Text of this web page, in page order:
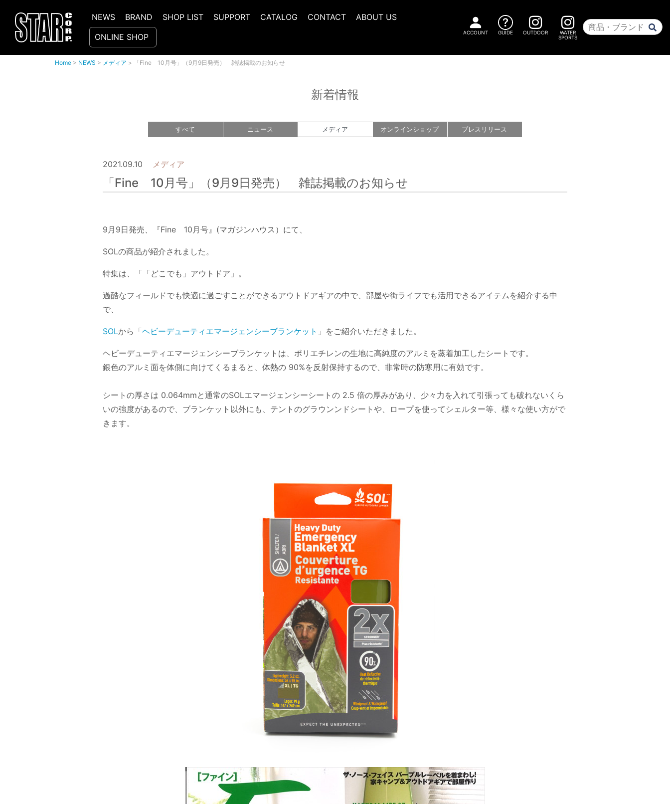
NEWS BRAND SHOP LIST SUPPORT CATALOG CONTACT
ABOUT US
ONLINE SHOP
ACCOUNT GUIDE OUTDOOR
WATER
SPORTS
Home > NEWS > メディア > 「Fine 10月号」（9月9日発売） 雑誌掲載のお知らせ
新着情報
すべて ニュース メディア オンラインショップ プレス リリース
2021.09.10 メディア
「Fine 10月号」（9月9日発売） 雑誌掲載のお知らせ
9月9日発売、『Fine 10月号』(マガジンハウス）にて、
SOLの商品が紹介されました。
特集は、「「どこでも」アウトドア」。
過酷なフィールドでも快適に過ごすことができるアウトドアギアの中で、部屋や街ライフでも活用できるアイテムを紹介する中
で、
SOLから「ヘビーデューティエマージェンシーブランケット 」をご紹介いただきました。
ヘビーデューティエマージェンシーブランケットは、ポリエチレンの生地に高純度のアルミを蒸着加工したシートです。
銀色のアルミ面を体側に向けてくるまると、体熱の 90%を反射保持するので、非常時の防寒用に有効です。
シートの厚さは 0.064mmと通常のSOLエマージェンシーシートの 2.5 倍の厚みがあり、少々力を入れて引張っても破れないくら
いの強度があるので、ブランケット以外にも、テントのグラウンンドシートや、ロープを使ってシェルター等、様々な使い方がで
きます。